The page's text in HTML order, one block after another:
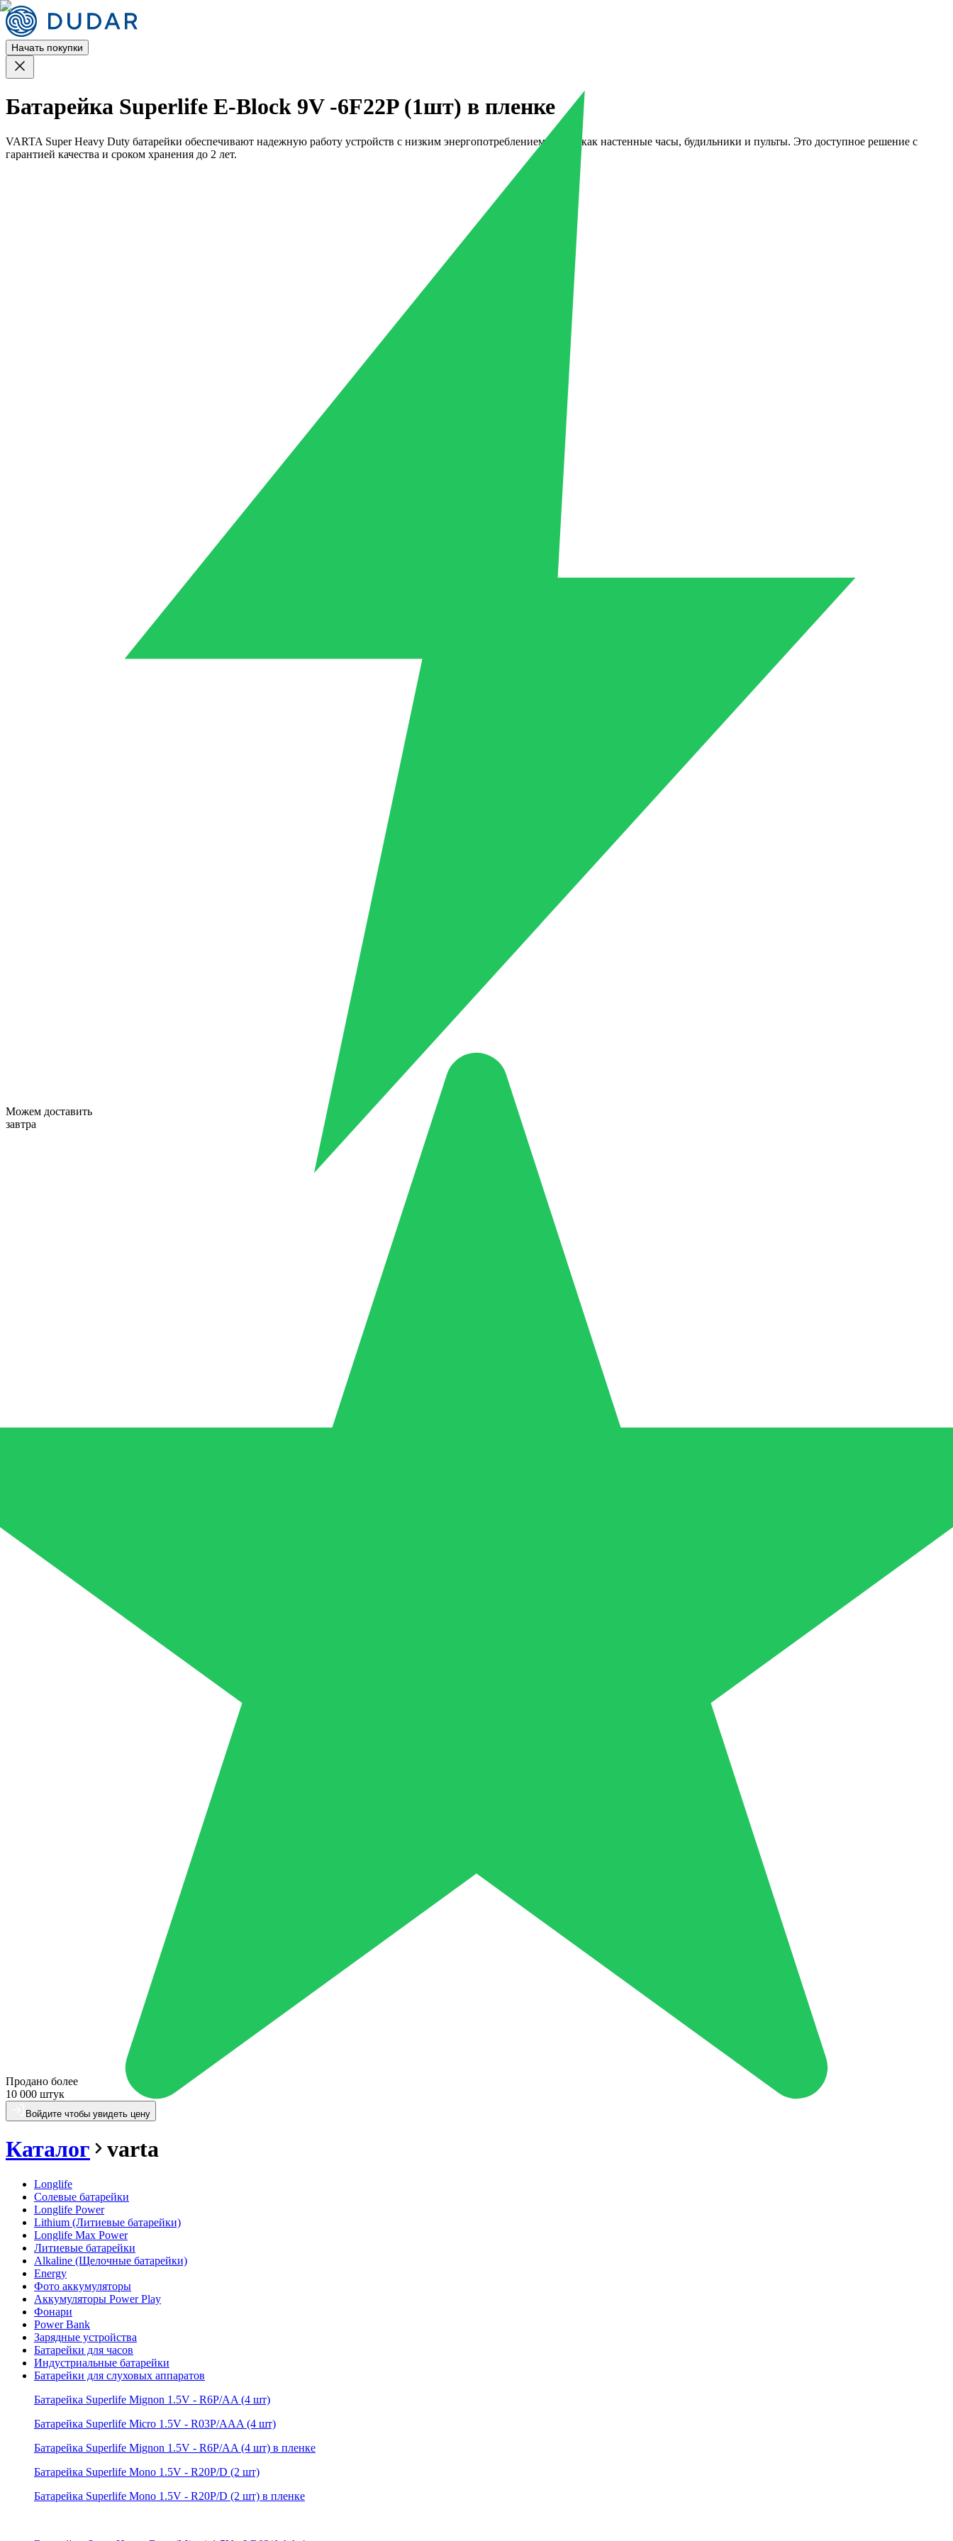
Начать покупки
Батарейка Superlife E-Block 9V -6F22P (1шт) в пленке
VARTA Super Heavy Duty батарейки обеспечивают надежную работу устройств с низким энергопотреблением, таких как настенные часы, будильники и пульты. Это доступное решение с
гарантией качества и сроком хранения до 2 лет.
Можем доставить
завтра
Продано более
10 000 штук
Войдите чтобы увидеть цену
Каталог varta
Longlife
Солевые батарейки
Longlife Power
Lithium (Литиевые батарейки)
Longlife Max Power
Литиевые батарейки
Alkaline (Щелочные батарейки)
Energy
Фото аккумуляторы
Аккумуляторы Power Play
Фонари
Power Bank
Зарядные устройства
Батарейки для часов
Индустриальные батарейки
Батарейки для слуховых аппаратов
Батарейка Superlife Mignon 1.5V - R6P/AA (4 шт)
Батарейка Superlife Micro 1.5V - R03P/AAA (4 шт)
Батарейка Superlife Mignon 1.5V - R6P/AA (4 шт) в пленке
Батарейка Superlife Mono 1.5V - R20P/D (2 шт)
Батарейка Superlife Mono 1.5V - R20P/D (2 шт) в пленке